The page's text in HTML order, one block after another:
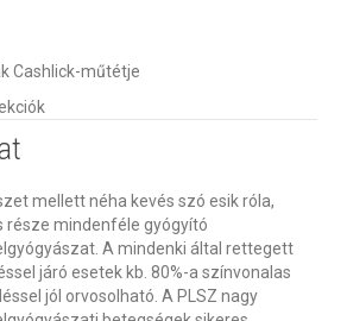
Cashlick-műtétje
mellett néha kevés szó esik róla,
része mindenféle gyógyító
A mindenki által rettegett
járó esetek kb. 80%-a színvonalas
jól orvosolható. A PLSZ nagy